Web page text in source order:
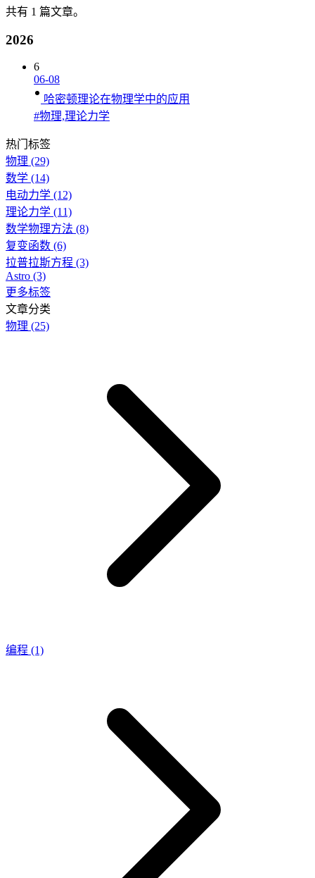
共有 1 篇文章。
2026
6
06-08
哈密顿理论在物理学中的应用
#物理,理论力学
热门标签
物理 (29)
数学 (14)
电动力学 (12)
理论力学 (11)
数学物理方法 (8)
复变函数 (6)
拉普拉斯方程 (3)
Astro (3)
更多标签
文章分类
物理 (25)
编程 (1)